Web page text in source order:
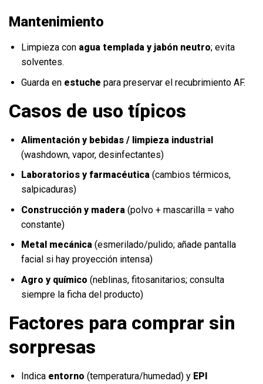
Mantenimiento
Limpieza con agua templada y jabón neutro; evita
solventes.
Guarda en estuche para preservar el recubrimiento AF.
Casos de uso típicos
Alimentación y bebidas / limpieza industrial
(washdown, vapor, desinfectantes)
Laboratorios y farmacéutica(cambios térmicos,
salpicaduras)
Construcción y madera (polvo + mascarilla = vaho
constante)
Metal mecánica(esmerilado/pulido; añade pantalla
facial si hay proyección intensa)
Agro y químico (neblinas, fitosanitarios; consulta
siempre la ficha del producto)
Factores para comprar sin
sorpresas
Indica entorno (temperatura/humedad) y EPI